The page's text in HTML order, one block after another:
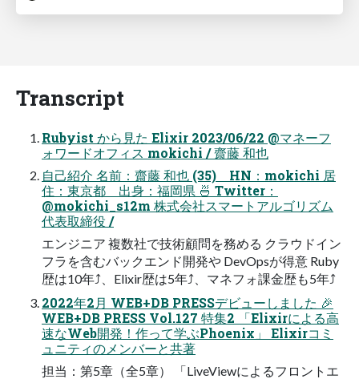
Transcript
Rubyist から見た Elixir 2023/06/22 @マネーフ
ォワードオフィス mokichi / 齋藤 和也
自己紹介 名前：齋藤 和也 (35) HN：mokichi 居
住：東京都 出身：福岡県 🍜 Twitter：
@mokichi_s12m 株式会社スマートアルゴリズム
代表取締役 /
エンジニア 複数社で技術顧問を務める クラウドイン
フラを含むバックエンド開発や DevOpsが得意 Ruby
歴は10年⤴、Elixir歴は5年⤴、マネフォ課金歴も5年⤴
2022年2月 WEB+DB PRESSデビューしました 🎉
WEB+DB PRESS Vol.127 特集2 「Elixirによる高
速なWeb開発！作って学ぶPhoenix」 Elixirコミ
ュニティのメンバーと共著
担当：第5章（全5章） 「LiveViewによるフロントエ